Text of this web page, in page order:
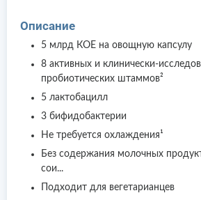
Описание
5 млрд КОЕ на овощную капсулу
8 активных и клинически-
пробиотических штаммов²
5 лактобацилл
3 бифидобактерии
Не требуется охлаждения¹
Без содержания молочных
сои...
Подходит для вегетарианцев